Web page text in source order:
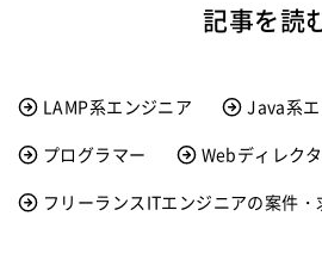
記事を読
LAMP系エンジニア Java系
プログラマー
Webディレク
フリーランスITエンジニアの案件・